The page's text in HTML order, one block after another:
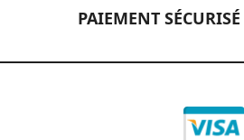
PAIEMENT SÉCURISÉ